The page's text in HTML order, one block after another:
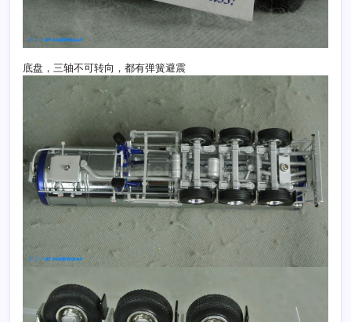
底盘，三轴不可转向，都有弹簧避震